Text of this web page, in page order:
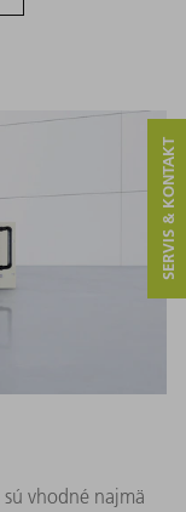
vhodné najmä
SERVIS & KONTAKT